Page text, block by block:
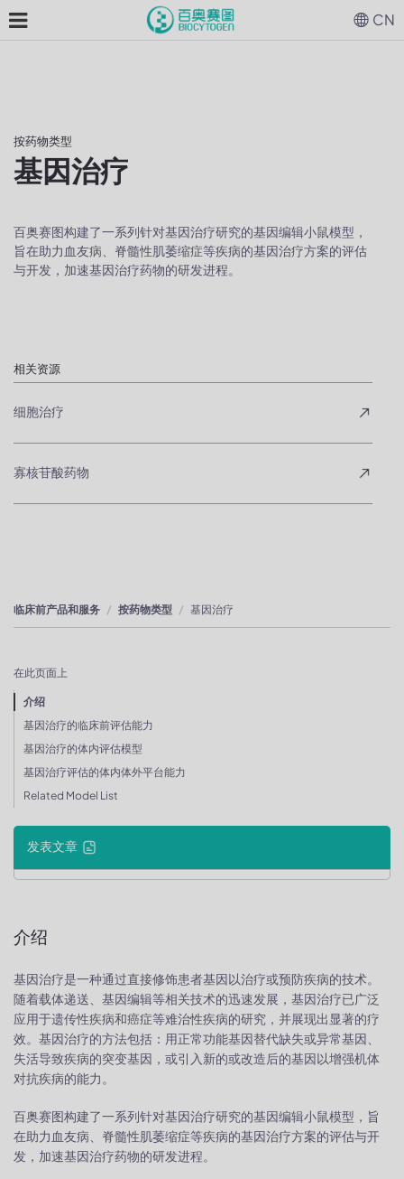
按药物类型
基因治疗
百奥赛图构建了一系列针对基因治疗研究的基因编辑小鼠模型，
旨在助力血友病、脊髓性肌萎缩症等疾病的基因治疗方案的评估
与开发，加速基因治疗药物的研发进程。
相关资源
细胞治疗
寡核苷酸药物
临床前产品和服务 按药物类型 基因治疗
在此页面上
介绍
基因治疗的临床前评估能力
基因治疗的体内评估模型
基因治疗评估的体内体外平台能力
Related Model List
发表文章
介绍
基因治疗是一种通过直接修饰患者基因以治疗或预防疾病的技术。
随着载体递送、基因编辑等相关技术的迅速发展，基因治疗已广泛
应用于遗传性疾病和癌症等难治性疾病的研究，并展现出显著的疗
效。基因治疗的方法包括：用正常功能基因替代缺失或异常基因、
失活导致疾病的突变基因，或引入新的或改造后的基因以增强机体
对抗疾病的能力。
百奥赛图构建了一系列针对基因治疗研究的基因编辑小鼠模型，旨
在助力血友病、脊髓性肌萎缩症等疾病的基因治疗方案的评估与开
发，加速基因治疗药物的研发进程。
CN